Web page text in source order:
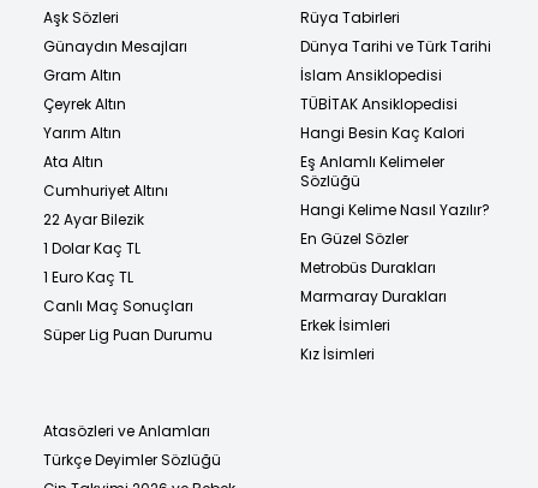
Aşk Sözleri
Günaydın Mesajları
Gram Altın
Çeyrek Altın
Yarım Altın
Ata Altın
Cumhuriyet Altını
22 Ayar Bilezik
1 Dolar Kaç TL
1 Euro Kaç TL
Canlı Maç Sonuçları
Süper Lig Puan Durumu
Rüya Tabirleri
Dünya Tarihi ve Türk Tarihi
İslam Ansiklopedisi
TÜBİTAK Ansiklopedisi
Hangi Besin Kaç Kalori
Eş Anlamlı Kelimeler
Sözlüğü
Hangi Kelime Nasıl Yazılır?
En Güzel Sözler
Metrobüs Durakları
Marmaray Durakları
Erkek İsimleri
Kız İsimleri
Atasözleri ve Anlamları
Türkçe Deyimler Sözlüğü